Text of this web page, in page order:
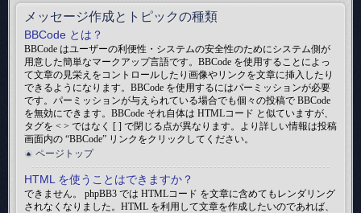
メッセージ作成とトピックの種類
BBCode とは？
BBCode はユーザーの利便性・システムの安全性のためにシステム側が
用意した簡単なマークアップ言語です。BBCode を使用することによっ
て文章の見栄えをコントロールしたり画像やリンクを文章に挿入したり
できるようになります。BBCode を使用するにはパーミッションが必要
です。パーミッションが与えられている場合でも個々の投稿で BBCode
を無効にできます。BBCode それ自体は HTMLコード と似ていますが、
タグを < > ではなく [ ] で閉じる点が異なります。より詳しい情報は投稿
画面内の “BBCode” リンクをクリックしてください。
ページトップ
HTML を使うことはできますか？
できません。 phpBB3 では HTMLコード を文章に含めてもレンダリング
されなくなりました。HTML を利用して文章を作成したいのであれば、